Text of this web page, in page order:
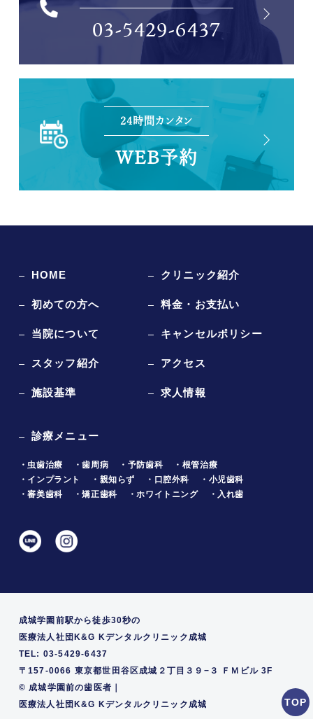
03-5429-6437
24時間カンタン
WEB予約
HOME
初めての方へ
当院について
スタッフ紹介
施設基準
クリニック紹介
料金・お支払い
キャンセルポリシー
アクセス
求人情報
診療メニュー
・虫歯治療 ・歯周病 ・予防歯科
・根管治療
・インプラント
・親知らず ・口腔外科
・小児歯科
・審美歯科
・矯正歯科 ・ホワイトニング ・入れ歯
成城学園前駅から徒歩30秒の
医療法人社団K&G Kデンタルクリニック成城
TEL: 03-5429-6437
〒157-0066 東京都世田谷区成城２丁目３９−３ ＦＭビル 3F
©成城学園前の歯医者｜
医療法人社団K&G Kデンタルクリニック成城